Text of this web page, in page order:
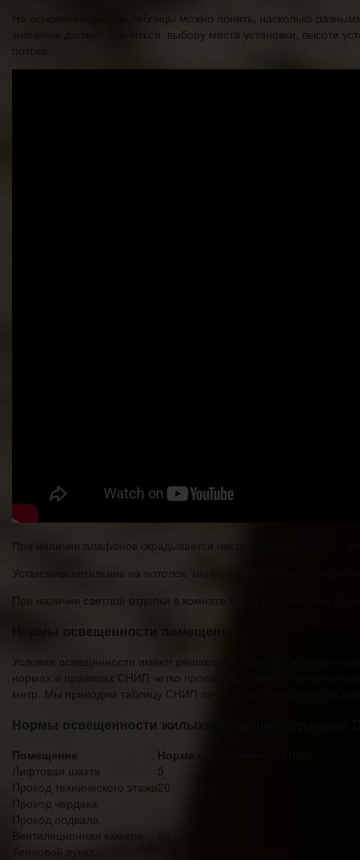
На основании данных таблицы можно понять, насколько
значение должно уделяться выбору места установки, высоте
потока.
При наличии плафонов скрадывается часть светового потока,
Установивсветильник на потолок, мы получим гораздо больше
При наличии светлой отделки в комнате будет светлее, чем
Нормы освещенности помещений
Условия освещенности имеют решающее значение в
нормах и правилах СНИП четко прописаны нормы
метр. Мы приводим таблицу СНИП по нормам освещенности
Нормы освещенности жилыхпомещений, согласно
Помещение
Норма освещенности (Лк)
Лифтовая шахта
5
Проход технического этажа20
Проход чердака
Проход подвала
Вентиляционная камера
Тепловой пункт